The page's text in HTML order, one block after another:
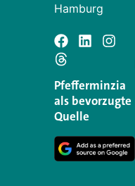
Hamburg
Pfefferminzia
als bevorzugte
Quelle